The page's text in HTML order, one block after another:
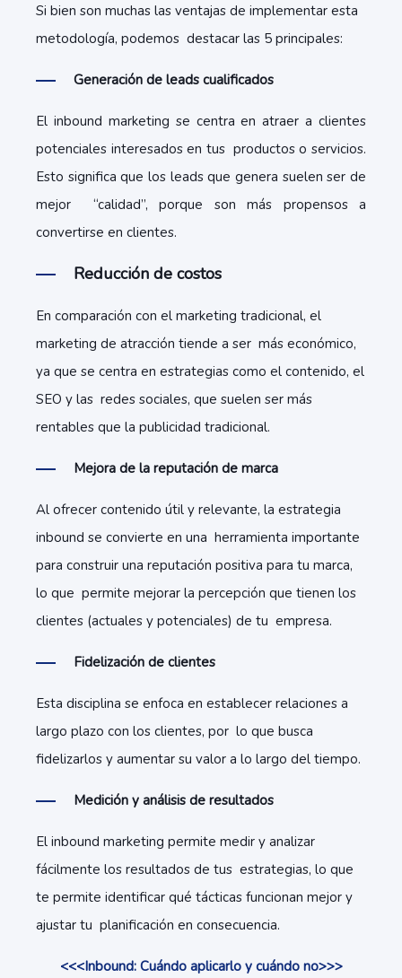
Si bien son muchas las ventajas de implementar esta
metodología, podemos destacar las 5 principales:
Generación de leads cualificados
El inbound marketing se centra en atraer a clientes
potenciales interesados en tus productos o servicios.
Esto significa que los leads que genera suelen ser de
mejor “calidad”, porque son más propensos a
convertirse en clientes.
Reducción de costos
En comparación con el marketing tradicional, el
marketing de atracción tiende a ser más económico,
ya que se centra en estrategias como el contenido, el
SEO y las redes sociales, que suelen ser más
rentables que la publicidad tradicional.
Mejora de la reputación de marca
Al ofrecer contenido útil y relevante, la estrategia
inbound se convierte en una herramienta importante
para construir una reputación positiva para tu marca,
lo que permite mejorar la percepción que tienen los
clientes (actuales y potenciales) de tu empresa.
Fidelización de clientes
Esta disciplina se enfoca en establecer relaciones a
largo plazo con los clientes, por lo que busca
fidelizarlos y aumentar su valor a lo largo del tiempo.
Medición y análisis de resultados
El inbound marketing permite medir y analizar
fácilmente los resultados de tus estrategias, lo que
te permite identificar qué tácticas funcionan mejor y
ajustar tu planificación en consecuencia.
<<<Inbound: Cuándo aplicarlo y cuándo no>>>